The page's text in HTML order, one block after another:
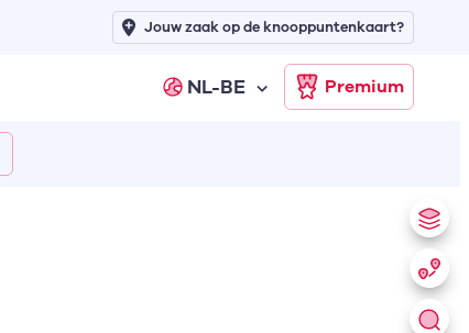
NL-BE Premium
Jouw zaak op de knooppuntenkaart?